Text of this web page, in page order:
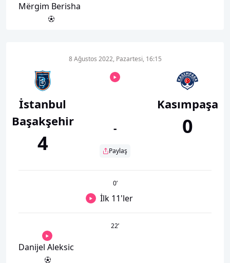
Mërgim Berisha
İstanbul
Başakşehir
4
8 Ağustos 2022, Pazartesi, 16:15
-
Paylaş
Kasımpaşa
0
0’
İlk 11'ler
22’
Danijel Aleksic